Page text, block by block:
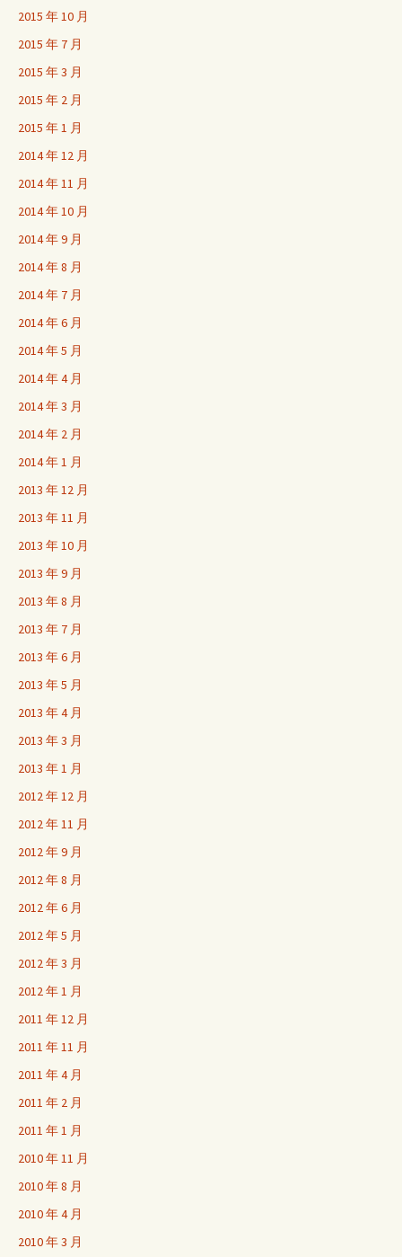
2015 年 10 月
2015 年 7 月
2015 年 3 月
2015 年 2 月
2015 年 1 月
2014 年 12 月
2014 年 11 月
2014 年 10 月
2014 年 9 月
2014 年 8 月
2014 年 7 月
2014 年 6 月
2014 年 5 月
2014 年 4 月
2014 年 3 月
2014 年 2 月
2014 年 1 月
2013 年 12 月
2013 年 11 月
2013 年 10 月
2013 年 9 月
2013 年 8 月
2013 年 7 月
2013 年 6 月
2013 年 5 月
2013 年 4 月
2013 年 3 月
2013 年 1 月
2012 年 12 月
2012 年 11 月
2012 年 9 月
2012 年 8 月
2012 年 6 月
2012 年 5 月
2012 年 3 月
2012 年 1 月
2011 年 12 月
2011 年 11 月
2011 年 4 月
2011 年 2 月
2011 年 1 月
2010 年 11 月
2010 年 8 月
2010 年 4 月
2010 年 3 月